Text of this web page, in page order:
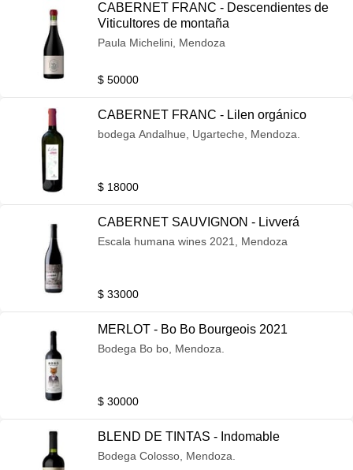
CABERNET FRANC - Descendientes de
Viticultores de montaña
Paula Michelini, Mendoza
$ 50000
CABERNET FRANC - Lilen orgánico
bodega Andalhue, Ugarteche, Mendoza.
$ 18000
CABERNET SAUVIGNON - Livverá
Escala humana wines 2021, Mendoza
$ 33000
MERLOT - Bo Bo Bourgeois 2021
Bodega Bo bo, Mendoza.
$ 30000
BLEND DE TINTAS - Indomable
Bodega Colosso, Mendoza.